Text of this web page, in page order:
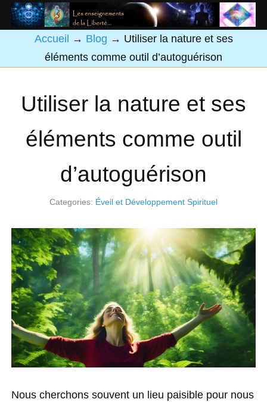
Accueil → Blog → Utiliser la nature et ses
éléments comme outil d’autoguérison
Utiliser la nature et ses
éléments comme outil
d’autoguérison
Categories: Éveil et Développement Spirituel
Nous cherchons souvent un lieu paisible pour nous